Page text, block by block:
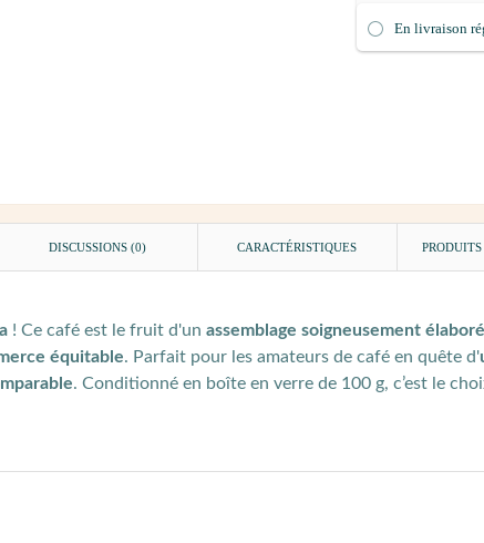
En livraison
DISCUSSIONS (0) CARACTÉRISTIQUES
! Ce café est le fruit d'un assemblage soigneusement
équitable. Parfait pour les amateurs de café en quête d'
. Conditionné en boîte en verre de 100 g, c’est le